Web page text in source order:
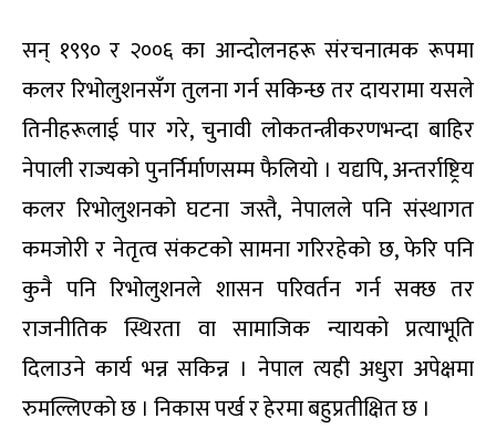
सन् १९९० र २००६ का आन्दोलनहरू संरचनात्मक रूपमा
कलर रिभोलुशनसँग तुलना गर्न सकिन्छ तर दायरामा यसले
तिनीहरूलाई पार गरे, चुनावी लोकतन्त्रीकरणभन्दा बाहिर
नेपाली राज्यको पुनर्निर्माणसम्म फैलियो । यद्यपि, अन्तर्राष्ट्रिय
कलर रिभोलुशनको घटना जस्तै, नेपालले पनि संस्थागत
कमजोरी र नेतृत्व संकटको सामना गरिरहेको छ, फेरि पनि
कुनै पनि रिभोलुशनले शासन परिवर्तन गर्न सक्छ तर
राजनीतिक स्थिरता वा सामाजिक न्यायको प्रत्याभूति
दिलाउने कार्य भन्न सकिन्न । नेपाल त्यही अधुरा अपेक्षमा
रुमल्लिएको छ । निकास पर्ख र हेरमा बहुप्रतीक्षित छ ।